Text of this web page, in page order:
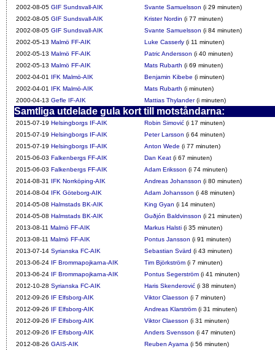
2002-08-05 GIF Sundsvall-AIK Svante Samuelsson (i 29 minuten)
2002-08-05 GIF Sundsvall-AIK Krister Nordin (i 77 minuten)
2002-08-05 GIF Sundsvall-AIK Svante Samuelsson (i 84 minuten)
2002-05-13 Malmö FF-AIK Luke Casserly (i 11 minuten)
2002-05-13 Malmö FF-AIK Patric Andersson (i 40 minuten)
2002-05-13 Malmö FF-AIK Mats Rubarth (i 69 minuten)
2002-04-01 IFK Malmö-AIK Benjamin Kibebe (i minuten)
2002-04-01 IFK Malmö-AIK Mats Rubarth (i minuten)
2000-04-13 Gefle IF-AIK Mattias Thylander(i minuten)
Samtliga utdelade gula kort till motståndarna:
2015-07-19 Helsingborgs IF-AIK Robin Simović (i 17 minuten)
2015-07-19 Helsingborgs IF-AIK Peter Larsson (i 64 minuten)
2015-07-19 Helsingborgs IF-AIK Anton Wede (i 77 minuten)
2015-06-03 Falkenbergs FF-AIK Dan Keat (i 67 minuten)
2015-06-03 Falkenbergs FF-AIK Adam Eriksson (i 74 minuten)
2014-08-31 IFK Norrköping-AIK Andreas Johansson (i 80 minuten)
2014-08-04 IFK Göteborg-AIK Adam Johansson (i 48 minuten)
2014-05-08 Halmstads BK-AIK King Gyan (i 14 minuten)
2014-05-08 Halmstads BK-AIK Guðjón Baldvinsson (i 21 minuten)
2013-08-11 Malmö FF-AIK Markus Halsti (i 35 minuten)
2013-08-11 Malmö FF-AIK Pontus Jansson (i 91 minuten)
2013-07-14 Syrianska FC-AIK Sebastian Svärd (i 43 minuten)
2013-06-24 IF Brommapojkarna-AIK Tim Björkström (i 7 minuten)
2013-06-24 IF Brommapojkarna-AIK Pontus Segerström (i 41 minuten)
2012-10-28 Syrianska FC-AIK Haris Skenderović (i 38 minuten)
2012-09-26 IF Elfsborg-AIK Viktor Claesson (i 7 minuten)
2012-09-26 IF Elfsborg-AIK Andreas Klarström (i 31 minuten)
2012-09-26 IF Elfsborg-AIK Viktor Claesson (i 31 minuten)
2012-09-26 IF Elfsborg-AIK Anders Svensson (i 47 minuten)
2012-08-26 GAIS-AIK Reuben Ayarna (i 56 minuten)